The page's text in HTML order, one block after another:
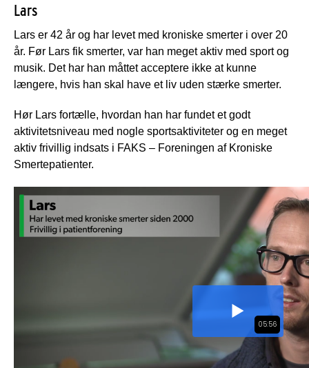
Lars
Lars er 42 år og har levet med kroniske smerter i over 20
år. Før Lars fik smerter, var han meget aktiv med sport og
musik. Det har han måttet acceptere ikke at kunne
længere, hvis han skal have et liv uden stærke smerter.
Hør Lars fortælle, hvordan han har fundet et godt
aktivitetsniveau med nogle sportsaktiviteter og en meget
aktiv frivillig indsats i FAKS – Foreningen af Kroniske
Smertepatienter.